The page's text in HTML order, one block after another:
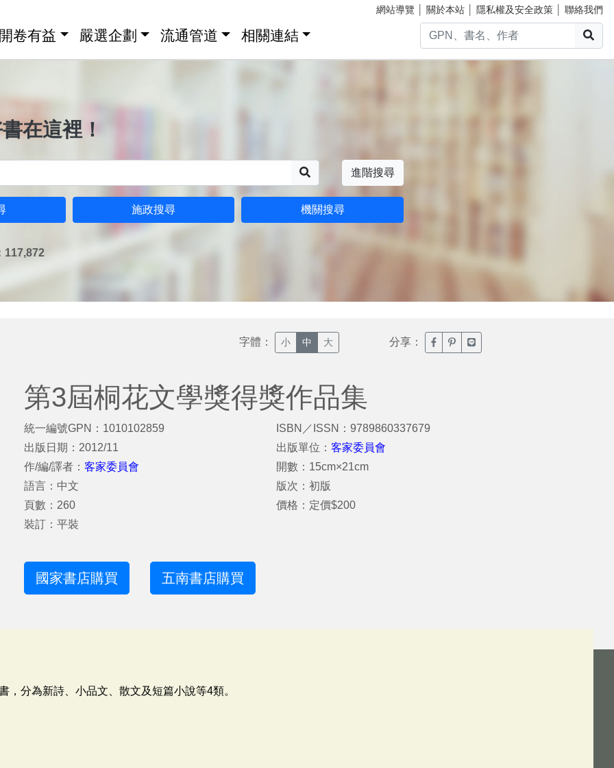
網站導覽 關於本站 隱私權及安全政策 聯絡我們
卷有益 嚴選企劃 流通管道 相關連結
在這裡！
進階搜尋
施政搜尋 機關搜尋
117,872
字體： 小 中 大 分享： 臉書分享(另開新視窗)
噗浪分享(另開新視窗)
Line分享(另開新視窗)
第3屆桐花文學獎得獎作品集
統一編號GPN：1010102859
出版日期：2012/11
作/編/譯者： 客家委員會
語言：中文
頁數：260
裝訂：平裝
ISBN／ISSN：9789860337679
出版單位：客家委員會
開數：15cm×21cm
版次：初版
價格：定價$200
國家書店購買 五南書店購買
，分為新詩、小品文、散文及短篇小說等4類。